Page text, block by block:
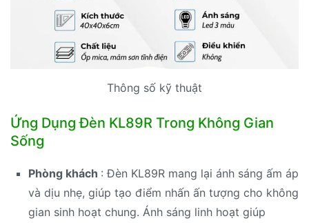
Thông số kỹ thuật
Ứng Dụng Đèn KL89R Trong Không Gian
Sống
Phòng khách : Đèn KL89R mang lại ánh sáng ấm áp
và dịu nhẹ, giúp tạo điểm nhấn ấn tượng cho không
gian sinh hoạt chung. Ánh sáng linh hoạt giúp